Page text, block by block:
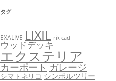
タグ
EXALIVE LIXIL rik cad
ウッドデッキ
エクステリア
カーポートガレージ
シマトネリコ シンボルツリー